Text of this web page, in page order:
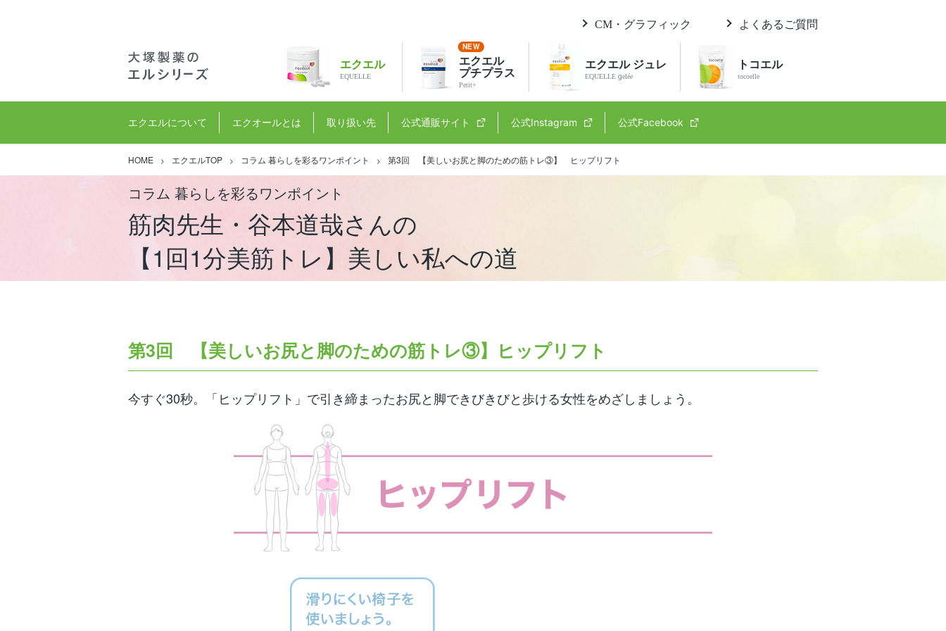
CM・グラフィック よくあるご質問
エクエル
EQUELLE
エクエル
プチプラス
Petit+
エクエル ジュレ
EQUELLE gelée
エクエルについて エクオールとは 取り扱い先 公式通販サイト 公式Instagram 公式Facebook
トコエル
tocoelle
HOME エクエルTOP コラム 暮らしを彩るワンポイント 第3回 【美しいお尻と脚のための筋トレ③】 ヒップリフト
コラム 暮らしを彩るワンポイント
筋肉先生・谷本道哉さんの
【1回1分美筋トレ】美しい私への道
第3回 【美しいお尻と脚のための筋トレ③】ヒップリフト
今すぐ30秒。「ヒップリフト」で引き締まったお尻と脚できびきびと歩ける女性をめざしましょう。